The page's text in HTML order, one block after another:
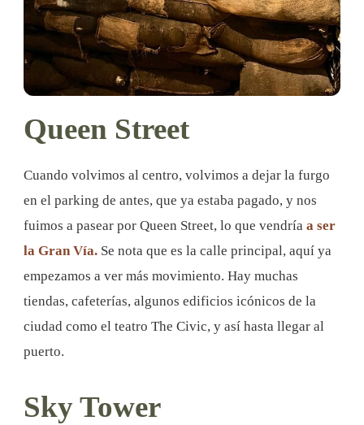
Queen Street
Cuando volvimos al centro, volvimos a dejar la furgo
en el parking de antes, que ya estaba pagado, y nos
fuimos a pasear por Queen Street, lo que vendría a ser
la Gran Vía. Se nota que es la calle principal, aquí ya
empezamos a ver más movimiento. Hay muchas
tiendas, cafeterías, algunos edificios icónicos de la
ciudad como el teatro The Civic, y así hasta llegar al
puerto.
Sky Tower